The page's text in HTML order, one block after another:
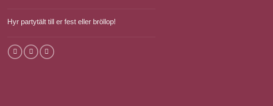
Hyr partytält till er fest eller bröllop!